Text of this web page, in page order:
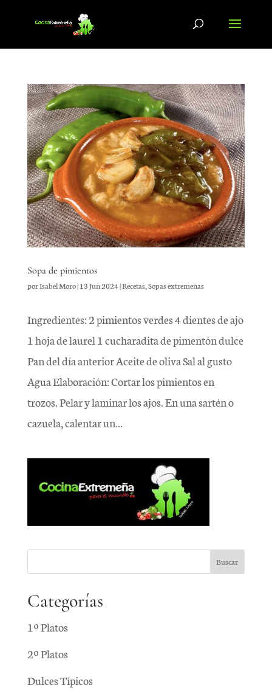
Sopa de pimientos
porIsabel Moro|13 Jun 2024|Recetas, Sopas extremeñas
Ingredientes: 2 pimientos verdes 4 dientes de ajo
1 hoja de laurel 1 cucharadita de pimentón dulce
Pan del día anterior Aceite de oliva Sal al gusto
Agua Elaboración: Cortar los pimientos en
trozos. Pelar y laminar los ajos. En una sartén o
cazuela, calentar un...
Categorías
1º Platos
2º Platos
Dulces Típicos